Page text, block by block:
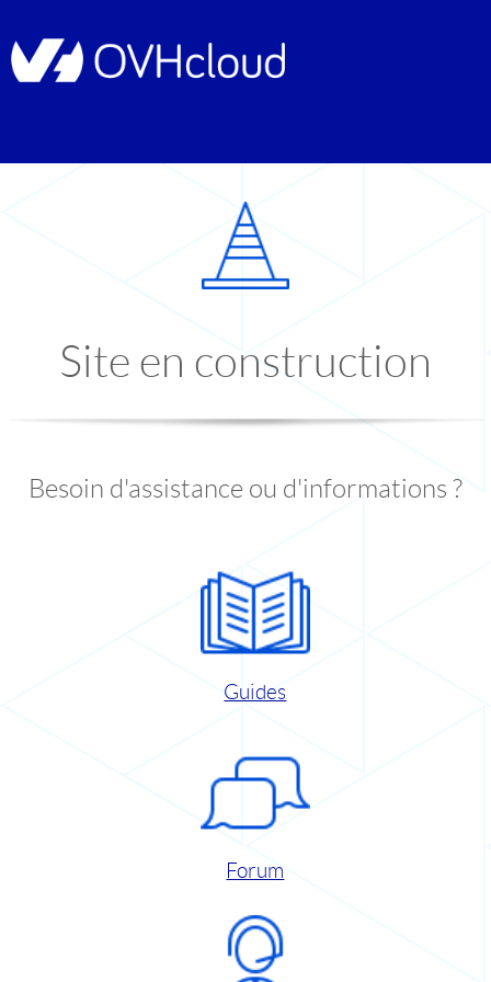
Site en construction
Besoin d'assistance ou d'informations ?
Guides
Forum